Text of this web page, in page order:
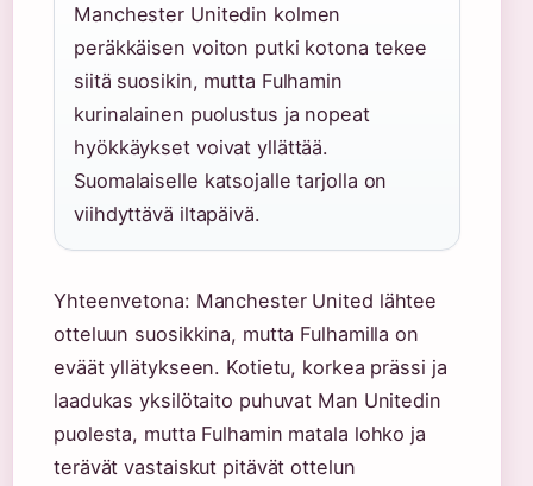
Manchester Unitedin kolmen
peräkkäisen voiton putki kotona tekee
siitä suosikin, mutta Fulhamin
kurinalainen puolustus ja nopeat
hyökkäykset voivat yllättää.
Suomalaiselle katsojalle tarjolla on
viihdyttävä iltapäivä.
Yhteenvetona: Manchester United lähtee
otteluun suosikkina, mutta Fulhamilla on
eväät yllätykseen. Kotietu, korkea prässi ja
laadukas yksilötaito puhuvat Man Unitedin
puolesta, mutta Fulhamin matala lohko ja
terävät vastaiskut pitävät ottelun